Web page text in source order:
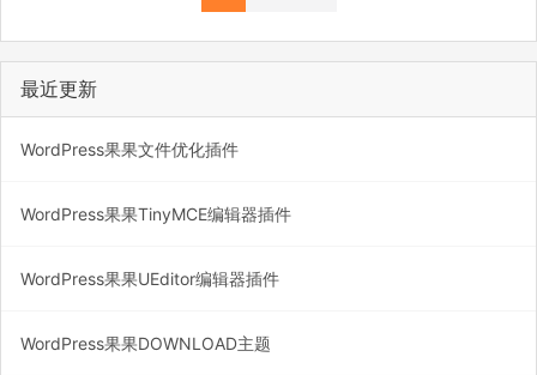
最近更新
WordPress果果文件优化插件
WordPress果果TinyMCE编辑器插件
WordPress果果UEditor编辑器插件
WordPress果果DOWNLOAD主题